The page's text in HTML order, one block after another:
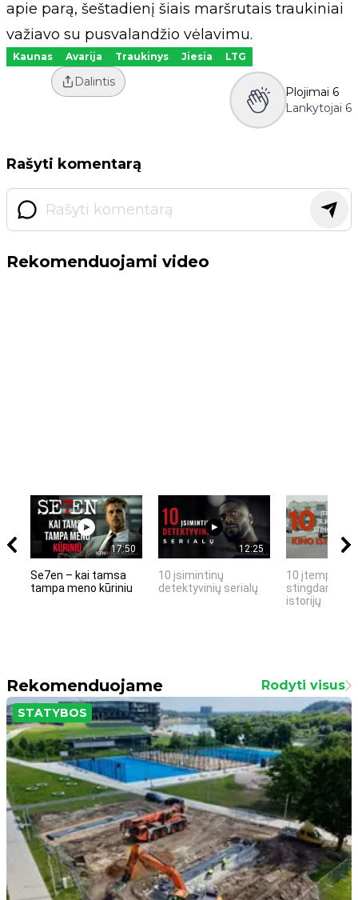
apie parą, šeštadienį šiais maršrutais traukiniai
važiavo su pusvalandžio vėlavimu.
Kaunas Avarija Traukinys Jiesia LTG
Dalintis
Plojimai 6
Lankytojai 6
Rašyti komentarą
Rekomenduojami video
17:50
Se7en – kai tamsa
tampa meno kūriniu
12:25
10 įsimintinų
detektyvinių serialų
10 įtemptų,
stingdančių
istorijų
Rekomenduojame Rodyti visus
STATYBOS